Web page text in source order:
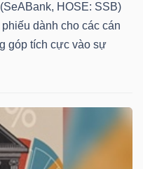
HOSE: SSB)
dành cho các cán
góp tích cực vào sự